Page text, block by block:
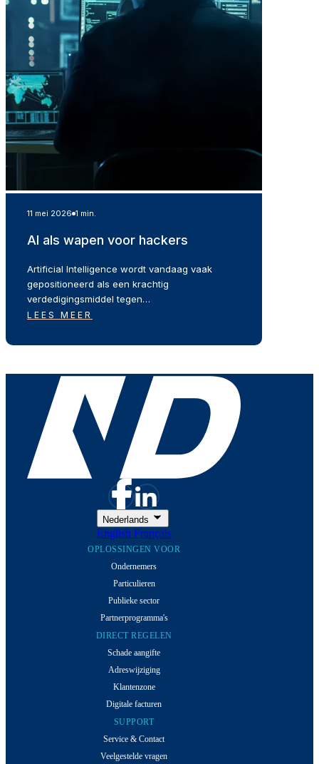
11 mei 2026 1 min.
AI als wapen voor hackers
Artificial Intelligence wordt vandaag vaak
gepositioneerd als een krachtig
verdedigingsmiddel tegen…
LEES MEER
Nederlands
English Français
OPLOSSINGEN VOOR
Ondernemers
Particulieren
Publieke sector
Partnerprogramma's
DIRECT REGELEN
Schade aangifte
Adreswijziging
Klantenzone
Digitale facturen
SUPPORT
Service & Contact
Veelgestelde vragen